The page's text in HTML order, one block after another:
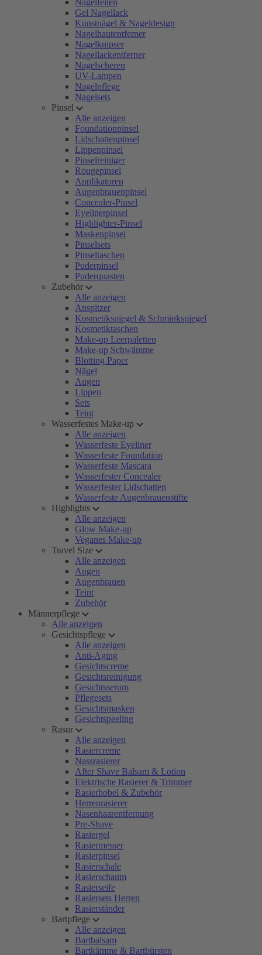
Nagelfeilen
Gel Nagellack
Kunstnägel & Nageldesign
Nagelhautentferner
Nagelknipser
Nagellackentferner
Nagelscheren
UV-Lampen
Nagelpflege
Nagelsets
Pinsel
Alle anzeigen
Foundationpinsel
Lidschattenpinsel
Lippenpinsel
Pinselreiniger
Rougepinsel
Applikatoren
Augenbrauenpinsel
Concealer-Pinsel
Eyelinerpinsel
Highlighter-Pinsel
Maskenpinsel
Pinselsets
Pinseltaschen
Puderpinsel
Puderquasten
Zubehör
Alle anzeigen
Anspitzer
Kosmetikspiegel & Schminkspiegel
Kosmetiktaschen
Make-up Leerpaletten
Make-up Schwämme
Blotting Paper
Nägel
Augen
Lippen
Sets
Teint
Wasserfestes Make-up
Alle anzeigen
Wasserfeste Eyeliner
Wasserfeste Foundation
Wasserfeste Mascara
Wasserfester Concealer
Wasserfester Lidschatten
Wasserfeste Augenbrauenstifte
Highlights
Alle anzeigen
Glow Make-up
Veganes Make-up
Travel Size
Alle anzeigen
Augen
Augenbrauen
Teint
Zubehör
Männerpflege
Alle anzeigen
Gesichtspflege
Alle anzeigen
Anti-Aging
Gesichtscreme
Gesichtsreinigung
Gesichtsserum
Pflegesets
Gesichtsmasken
Gesichtspeeling
Rasur
Alle anzeigen
Rasiercreme
Nassrasierer
After Shave Balsam & Lotion
Elektrische Rasierer & Trimmer
Rasierhobel & Zubehör
Herrenrasierer
Nasenhaarentfernung
Pre-Shave
Rasiergel
Rasiermesser
Rasierpinsel
Rasierschale
Rasierschaum
Rasierseife
Rasiersets Herren
Rasierständer
Bartpflege
Alle anzeigen
Bartbalsam
Bartkämme & Bartbürsten